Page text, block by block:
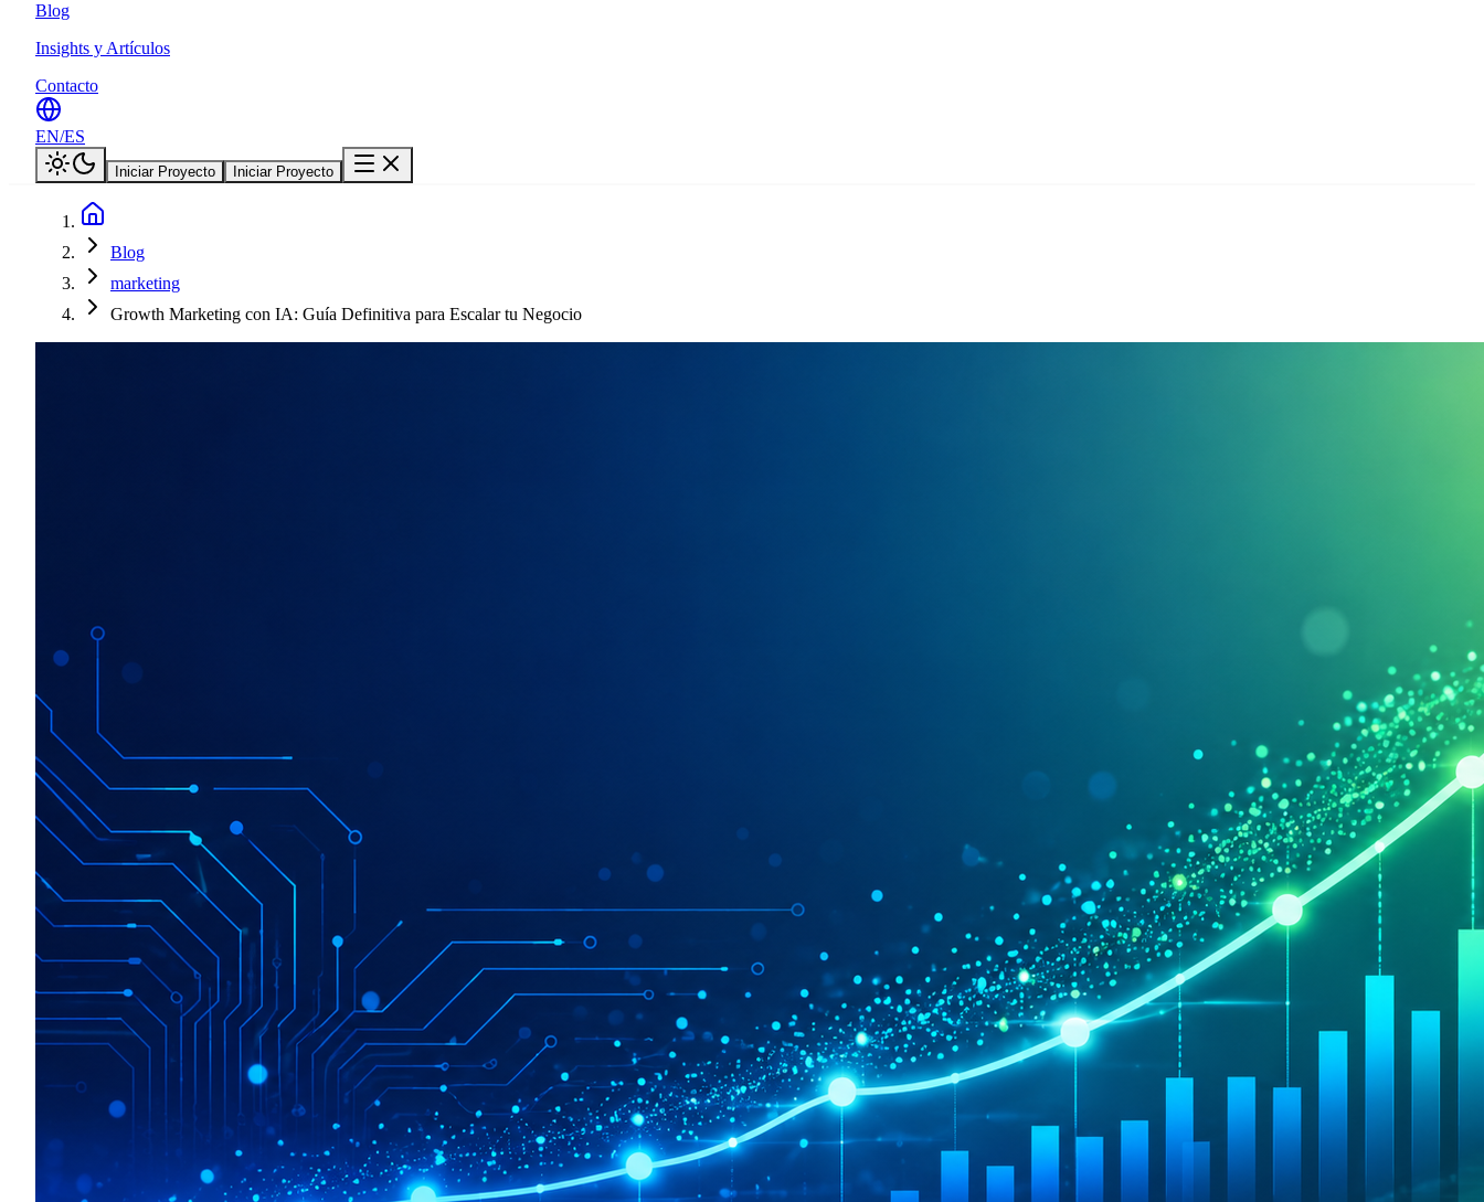
Blog
Insights y Artículos
Contacto
EN/ES
Iniciar Proyecto Iniciar Proyecto
Blog
marketing
Growth Marketing con IA: Guía Definitiva para Escalar tu Negocio